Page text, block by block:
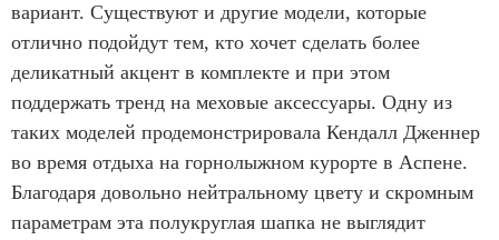
вариант. Существуют и другие модели, которые
отлично подойдут тем, кто хочет сделать более
деликатный акцент в комплекте и при этом
поддержать тренд на меховые аксессуары. Одну из
таких моделей продемонстрировала Кендалл Дженнер
во время отдыха на горнолыжном курорте в Аспене.
Благодаря довольно нейтральному цвету и скромным
параметрам эта полукруглая шапка не выглядит